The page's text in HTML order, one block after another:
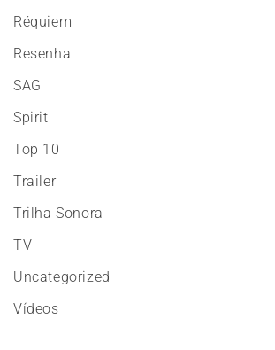
Réquiem
Resenha
SAG
Spirit
Top 10
Trailer
Trilha Sonora
TV
Uncategorized
Vídeos